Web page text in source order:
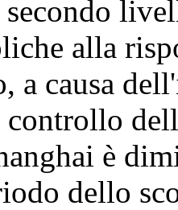
alla
a causa
controllo
è
dello